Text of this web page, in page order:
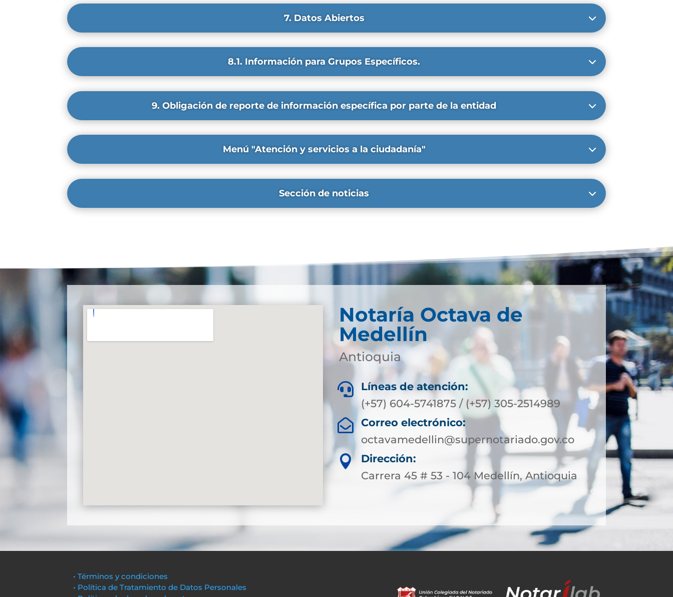
7. Datos Abiertos
8.1. Información para Grupos Específicos.
9. Obligación de reporte de información específica por parte de la entidad
Menú "Atención y servicios a la ciudadanía"
Sección de noticias
Notaría Octava de
Medellín
Antioquia

Líneas de atención:
(+57) 604-5741875 / (+57) 305-2514989

Correo electrónico:
octavamedellin@supernotariado.gov.co

Dirección:
Carrera 45 # 53 - 104 Medellín, Antioquia
• Términos y condiciones
• Política de Tratamiento de Datos Personales